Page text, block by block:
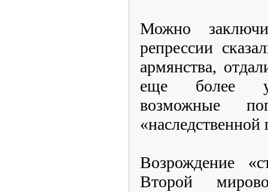
Можно
репрессии
армянства,
еще более
возможные
«наследственной
Возрождение
Второй